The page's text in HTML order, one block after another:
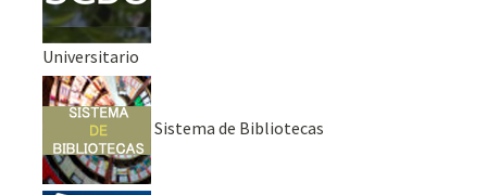
Universitario
Sistema de Bibliotecas